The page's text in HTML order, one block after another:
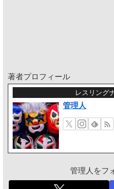
著者プロフィール
レスリング
管理人
管理人をフ